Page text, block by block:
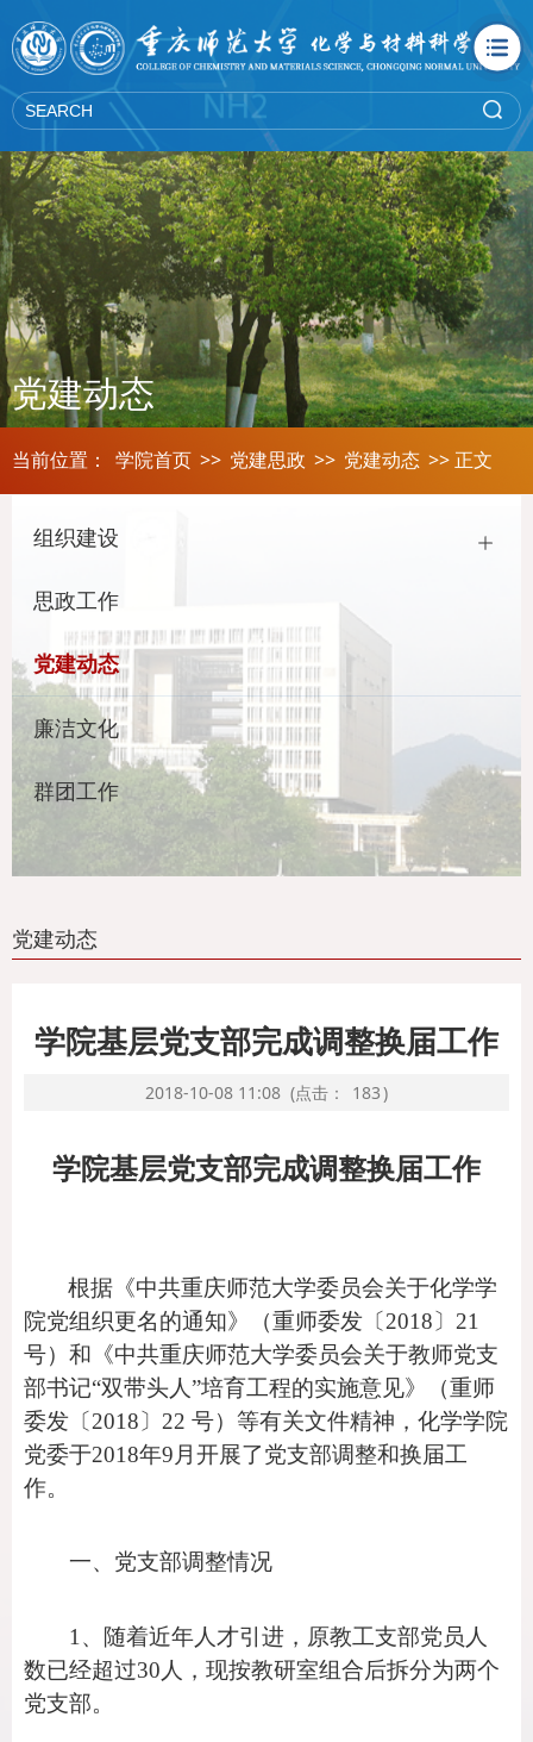
党建动态
当前位置： 学院首页 >> 党建思政 >> 党建动态 >> 正文
组织建设
思政工作
党建动态
廉洁文化
群团工作
党建动态
学院基层党支部完成调整换届工作
2018-10-08 11:08 (点击： 183)
学院基层党支部完成调整换届工作
根据《中共重庆师范大学委员会关于化学学
院党组织更名的通知》（重师委发〔 2018 〕 21
号）和《中共重庆师范大学委员会关于教师党支
部书记“双带头人”培育工程的实施意见》（重师
委发〔 2018 〕 22 号）等有关文件精神，化学学院
党委于2018年9 月开展了党支部调整和换届工
作。
一、党支部调整情况
1 、随着近年人才引进，原教工支部党员人
数已经超过30 人，现按教研室组合后拆分为两个
党支部。